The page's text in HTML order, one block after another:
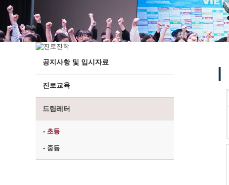
위치/전화
전경사진
공지사항 및 입시자료
진로교육
드림레터
- 초등
- 중등